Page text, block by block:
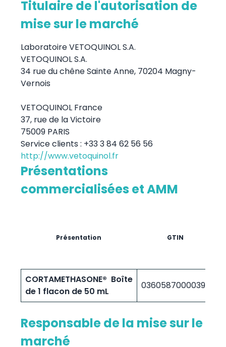
Titulaire de l'autorisation de
mise sur le marché
Laboratoire VETOQUINOL S.A.
VETOQUINOL S.A.
34 rue du chêne Sainte Anne, 70204 Magny-
Vernois
VETOQUINOL France
37, rue de la Victoire
75009 PARIS
Service clients : +33 3 84 62 56 56
http://www.vetoquinol.fr
Présentations
commercialisées et AMM
Présentation GTIN
CORTAMETHASONE® Boîte
de 1 flacon de 50 mL
03605870000395
Responsable de la mise sur le
marché